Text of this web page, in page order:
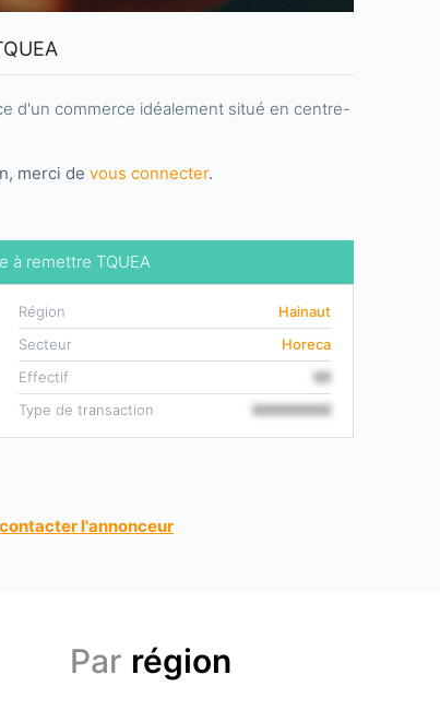
d'un commerce idéalement situé en centre-
merci de vous connecter.
à remettre TQUEA
Région
Hainaut
Secteur
Horeca
Effectif
00
Type de transaction 000000000
l'annonceur
Par région